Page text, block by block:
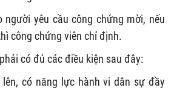
người yêu cầu công chứng mời, nếu
công chứng viên chỉ định.
có đủ các điều kiện sau đây:
có năng lực hành vi dân sự đầy